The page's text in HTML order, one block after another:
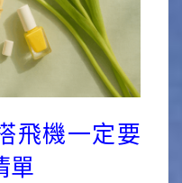
飛機一定要
單